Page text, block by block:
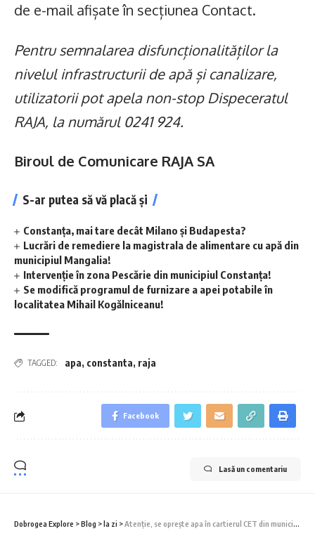
de e-mail afișate în secțiunea Contact.
Pentru semnalarea disfuncționalităților la
nivelul infrastructurii de apă și canalizare,
utilizatorii pot apela non-stop Dispeceratul
RAJA, la numărul 0241 924.
Biroul de Comunicare RAJA SA
S-ar putea să vă placă și
Constanța, mai tare decât Milano și Budapesta?
Lucrări de remediere la magistrala de alimentare cu apă din
municipiul Mangalia!
Intervenție în zona Pescărie din municipiul Constanța!
Se modifică programul de furnizare a apei potabile în
localitatea Mihail Kogălniceanu!
TAGGED: apa, constanta, raja
Facebook
Lasă un comentariu
Dobrogea Explore >Blog > la zi >Atenție, se oprește apa în cartierul CET din municipiul Constanța!